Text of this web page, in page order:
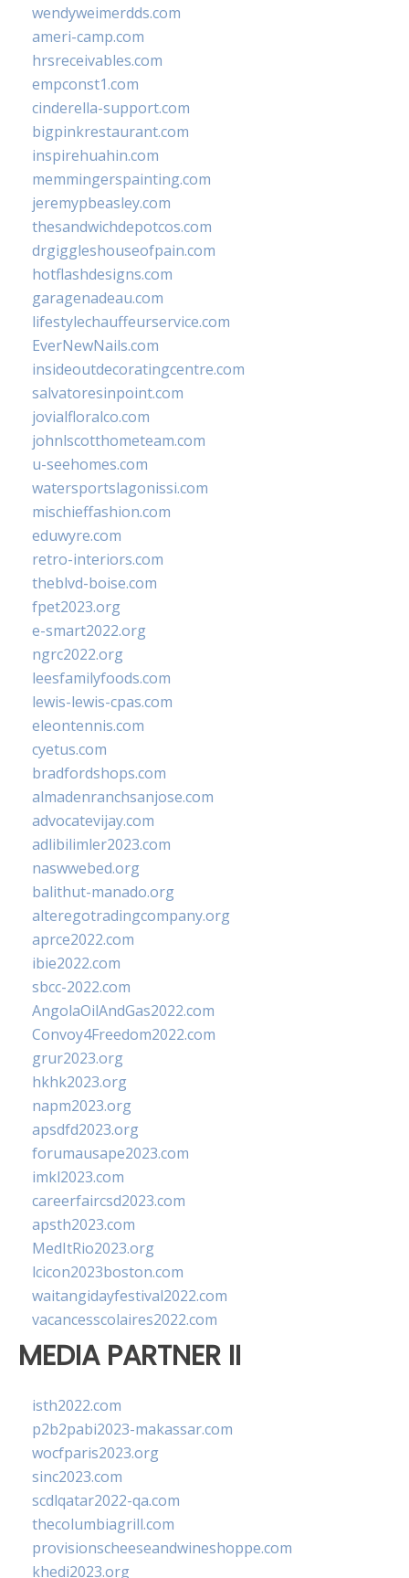
wendyweimerdds.com
ameri-camp.com
hrsreceivables.com
empconst1.com
cinderella-support.com
bigpinkrestaurant.com
inspirehuahin.com
memmingerspainting.com
jeremypbeasley.com
thesandwichdepotcos.com
drgiggleshouseofpain.com
hotflashdesigns.com
garagenadeau.com
lifestylechauffeurservice.com
EverNewNails.com
insideoutdecoratingcentre.com
salvatoresinpoint.com
jovialfloralco.com
johnlscotthometeam.com
u-seehomes.com
watersportslagonissi.com
mischieffashion.com
eduwyre.com
retro-interiors.com
theblvd-boise.com
fpet2023.org
e-smart2022.org
ngrc2022.org
leesfamilyfoods.com
lewis-lewis-cpas.com
eleontennis.com
cyetus.com
bradfordshops.com
almadenranchsanjose.com
advocatevijay.com
adlibilimler2023.com
naswwebed.org
balithut-manado.org
alteregotradingcompany.org
aprce2022.com
ibie2022.com
sbcc-2022.com
AngolaOilAndGas2022.com
Convoy4Freedom2022.com
grur2023.org
hkhk2023.org
napm2023.org
apsdfd2023.org
forumausape2023.com
imkl2023.com
careerfaircsd2023.com
apsth2023.com
MedItRio2023.org
lcicon2023boston.com
waitangidayfestival2022.com
vacancesscolaires2022.com
MEDIA PARTNER II
isth2022.com
p2b2pabi2023-makassar.com
wocfparis2023.org
sinc2023.com
scdlqatar2022-qa.com
thecolumbiagrill.com
provisionscheeseandwineshoppe.com
khedi2023.org